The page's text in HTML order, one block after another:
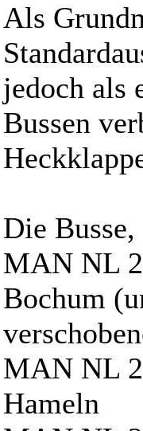
Als
jedoch als
Bussen
Die
MAN NL
Bochum
MAN NL
Hameln